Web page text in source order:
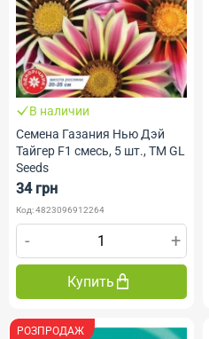
В наличии
Семена Газания Нью Дэй
Тайгер F1 смесь, 5 шт., ТМ GL
Seeds
34 грн
Код: 4823096912264
- +
Купить
РОЗПРОДАЖ